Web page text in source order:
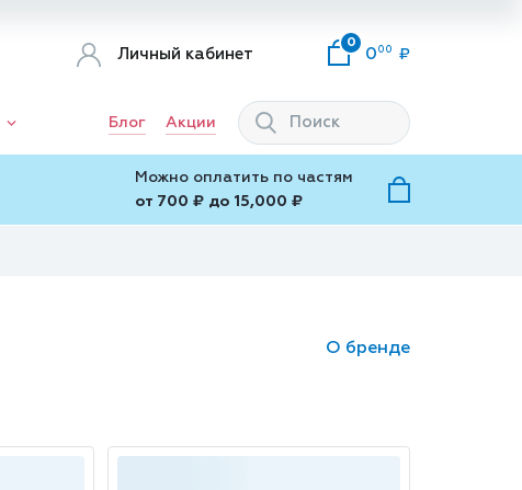
Личный кабинет
0
0 00
Блог Акции
Можно оплатить по частям
от 700 ₽ до 15,000 ₽
О бренде